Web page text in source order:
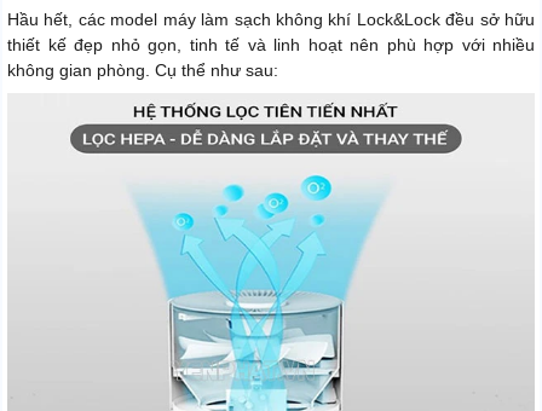
Hầu hết, các model máy làm sạch không khí Lock&Lock đều sở hữu
thiết kế đẹp nhỏ gọn, tinh tế và linh hoạt nên phù hợp với nhiều
không gian phòng. Cụ thể như sau: